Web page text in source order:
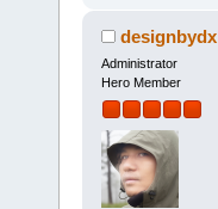
designbydx
Administrator
Hero Member